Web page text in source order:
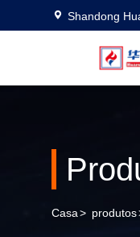
Shandong
Casa> produtos